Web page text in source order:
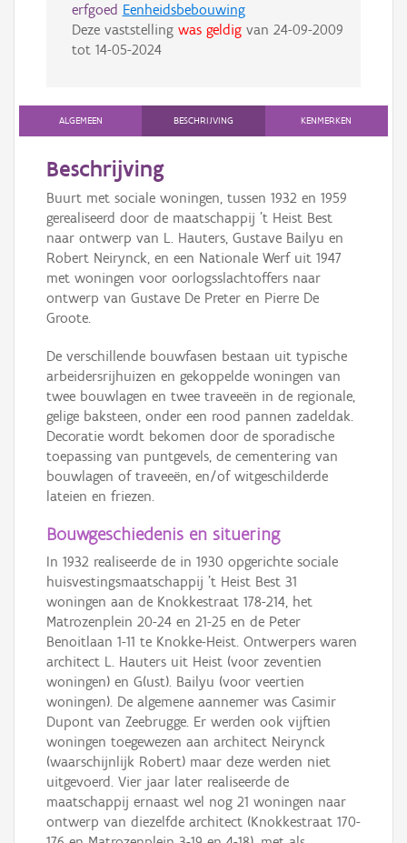
erfgoed Eenheidsbebouwing
Deze vaststelling was geldigvan 24-09-2009
tot 14-05-2024
ALGEMEEN BESCHRIJVING KENMERKEN
Beschrijving
Buurt met sociale woningen, tussen 1932 en 1959
gerealiseerd door de maatschappij 't Heist Best
naar ontwerp van L. Hauters, Gustave Bailyu en
Robert Neirynck, en een Nationale Werf uit 1947
met woningen voor oorlogsslachtoffers naar
ontwerp van Gustave De Preter en Pierre De
Groote.
De verschillende bouwfasen bestaan uit typische
arbeidersrijhuizen en gekoppelde woningen van
twee bouwlagen en twee traveeën in de regionale,
gelige baksteen, onder een rood pannen zadeldak.
Decoratie wordt bekomen door de sporadische
toepassing van puntgevels, de cementering van
bouwlagen of traveeën, en/of witgeschilderde
lateien en friezen.
Bouwgeschiedenis en situering
In 1932 realiseerde de in 1930 opgerichte sociale
huisvestingsmaatschappij 't Heist Best 31
woningen aan de Knokkestraat 178-214, het
Matrozenplein 20-24 en 21-25 en de Peter
Benoitlaan 1-11 te Knokke-Heist. Ontwerpers waren
architect L. Hauters uit Heist (voor zeventien
woningen) en G(ust). Bailyu (voor veertien
woningen). De algemene aannemer was Casimir
Dupont van Zeebrugge. Er werden ook vijftien
woningen toegewezen aan architect Neirynck
(waarschijnlijk Robert) maar deze werden niet
uitgevoerd. Vier jaar later realiseerde de
maatschappij ernaast wel nog 21 woningen naar
ontwerp van diezelfde architect (Knokkestraat 170-